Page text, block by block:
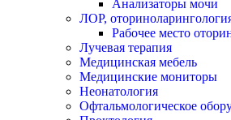
Анализаторы мочи
ЛОР,
Рабочее место
Лучевая терапия
Медицинская мебель
Медицинские мониторы
Неонатология
Офтальмологическое